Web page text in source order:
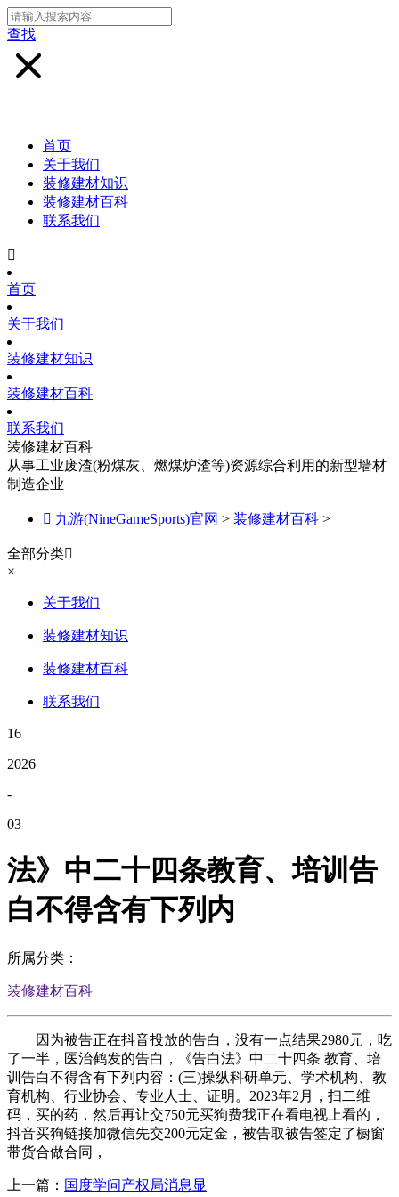
查找
首页
关于我们
装修建材知识
装修建材百科
联系我们

首页
关于我们
装修建材知识
装修建材百科
联系我们
装修建材百科
从事工业废渣(粉煤灰、燃煤炉渣等)资源综合利用的新型墙材
制造企业
 九游(NineGameSports)官网 > 装修建材百科 >
全部分类
×
关于我们
装修建材知识
装修建材百科
联系我们
16
2026
-
03
法》中二十四条教育、培训告
白不得含有下列内
所属分类：
装修建材百科
因为被告正在抖音投放的告白，没有一点结果2980元，吃
了一半，医治鹤发的告白，《告白法》中二十四条 教育、培
训告白不得含有下列内容：(三)操纵科研单元、学术机构、教
育机构、行业协会、专业人士、证明。2023年2月，扫二维
码，买的药，然后再让交750元买狗费我正在看电视上看的，
抖音买狗链接加微信先交200元定金，被告取被告签定了橱窗
带货合做合同，
上一篇： 国度学问产权局消息显